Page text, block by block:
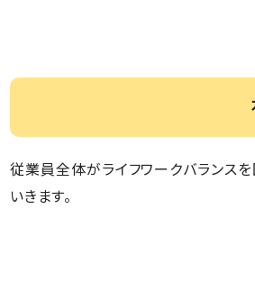
従業員全体がライフワークバランス
いきます。